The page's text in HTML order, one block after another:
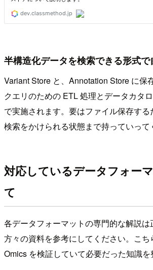
半構造化データを検索できる形式で
Variant Store と、Annotation Store に保
クエリのための ETL 処理とデータカタ
で実施されます。要はファイル保存する
検索をかけられる状態まで持っていって
対応しているデータフォー
て
各データフォーマットの専門的な解説は
方々の資料を参考にしてください。こ
Omics を検証していて必要だった知識を